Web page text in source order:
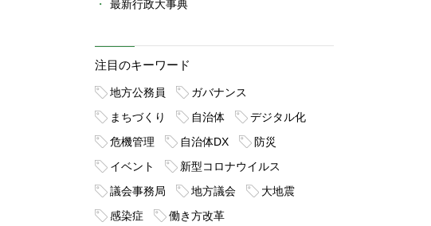
最新行政大事典
注目のキーワード
地方公務員
ガバナンス
まちづくり
自治体
デジタル化
危機管理
自治体DX
防災
イベント
新型コロナウイルス
議会事務局
地方議会
大地震
感染症
働き方改革